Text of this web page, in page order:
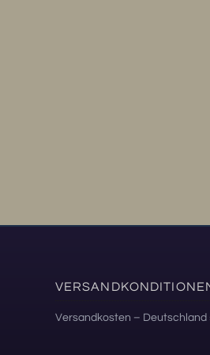
Versandkosten – Deutschland